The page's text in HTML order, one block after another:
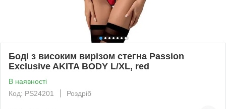
Боді з високим вирізом стегна Passion
Exclusive AKITA BODY L/XL, red
В наявності
Код: PS24201
Роздріб